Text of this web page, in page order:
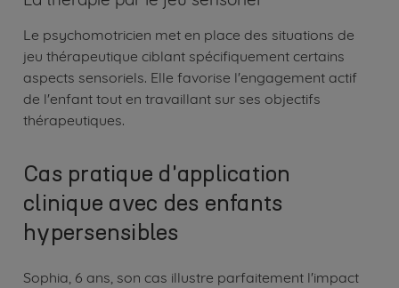
Le psychomotricien met en place des situations de
jeu thérapeutique ciblant spécifiquement certains
aspects sensoriels. Elle favorise l'engagement actif
de l'enfant tout en travaillant sur ses objectifs
thérapeutiques.
Cas pratique d'application
clinique avec des enfants
hypersensibles
Sophia, 6 ans, son cas illustre parfaitement l'impact